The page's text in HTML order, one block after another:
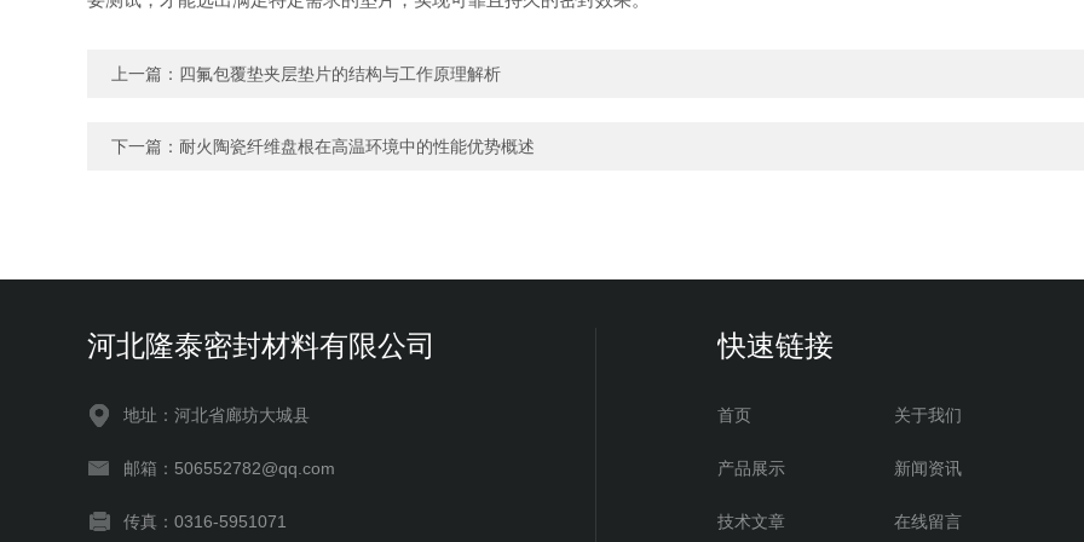
上一篇： 四氟包覆垫夹层垫片的结构与工作原理解析
下一篇： 耐火陶瓷纤维盘根在高温环境中的性能优势概述
河北隆泰密封材料有限公司
地址：河北省廊坊大城县
邮箱：506552782@qq.com
传真：0316-5951071
快速链接
首页 关于我们
产品展示 新闻资讯
技术文章 在线留言